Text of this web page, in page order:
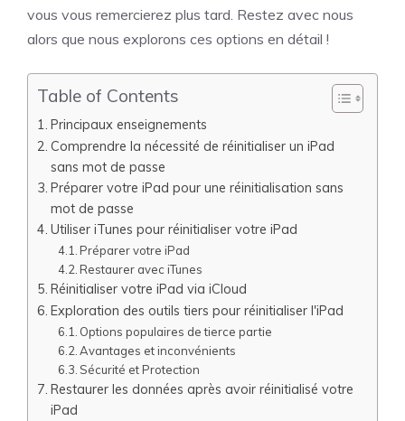
vous vous remercierez plus tard. Restez avec nous
alors que nous explorons ces options en détail !
Table of Contents
Principaux enseignements
Comprendre la nécessité de réinitialiser un iPad
sans mot de passe
Préparer votre iPad pour une réinitialisation sans
mot de passe
Utiliser iTunes pour réinitialiser votre iPad
Préparer votre iPad
Restaurer avec iTunes
Réinitialiser votre iPad via iCloud
Exploration des outils tiers pour réinitialiser l'iPad
Options populaires de tierce partie
Avantages et inconvénients
Sécurité et Protection
Restaurer les données après avoir réinitialisé votre
iPad